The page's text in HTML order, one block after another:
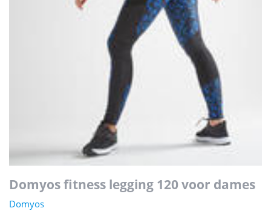
domyos fitness legging 120 voor dames
Domyos